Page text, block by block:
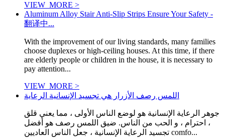
VIEW_MORE >
Aluminum Alloy Stair Anti-Slip Strips Ensure Your Safety -
翻译中...
With the improvement of our living standards, many families
choose duplexes or high-ceiling houses. At this time, if there
are elderly people or children in the house, it is necessary to
pay attention...
VIEW_MORE >
اللمس رصف الأزرار هي تجسيد الإنسانية الرعاية
جوهر الرعاية الإنسانية هو لوضع الناس الأولى ، مما يعني قلق
، احترام ، و الحب من الناس. ضيق اللمس رصف هو أفضل
تجسيد الرعاية الإنسانية ، جعل الناس العاديين comfo...